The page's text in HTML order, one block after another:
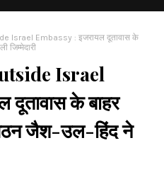
Israel Embassy : इजरायल दूतावास के
जिम्मेदारी
Israel
के बाहर
जैश-उल-हिंद ने